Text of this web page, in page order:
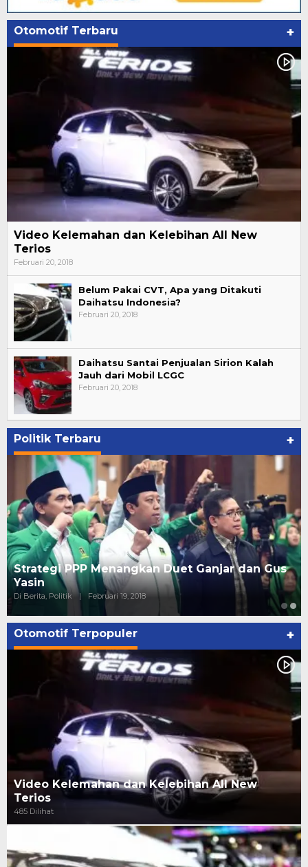
Otomotif Terbaru +
Video Kelemahan dan Kelebihan All New
Terios
Februari 20, 2018
Belum Pakai CVT, Apa yang Ditakuti
Daihatsu Indonesia?
Februari 20, 2018
Daihatsu Santai Penjualan Sirion Kalah
Jauh dari Mobil LCGC
Februari 20, 2018
Politik Terbaru +
Strategi PPP Menangkan Duet Ganjar dan Gus
Yasin
Di Berita, Politik | Februari 19, 2018
Otomotif Terpopuler +
Video Kelemahan dan Kelebihan All New
Terios
485 Dilihat